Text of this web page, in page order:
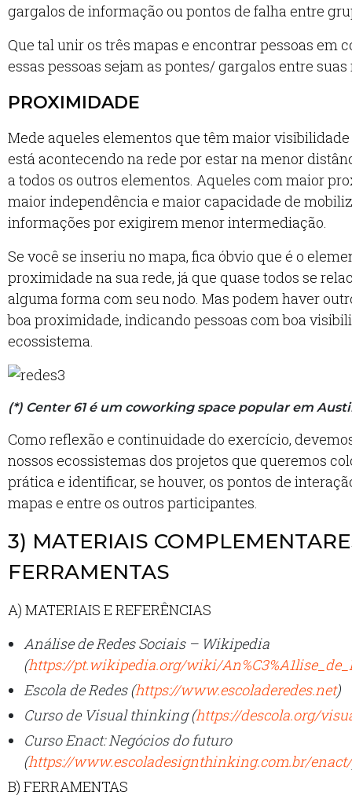
gargalos de informação ou pontos de falha entre
Que tal unir os três mapas e encontrar pessoas em
essas pessoas sejam as pontes/ gargalos entre suas
PROXIMIDADE
Mede aqueles elementos que têm maior visibilidade
está acontecendo na rede por estar na menor
a todos os outros elementos. Aqueles com maior
maior independência e maior capacidade de
informações por exigirem menor intermediação.
Se você se inseriu no mapa, fica óbvio que é o
proximidade na sua rede, já que quase todos se
alguma forma com seu nodo. Mas podem haver
boa proximidade, indicando pessoas com boa
ecossistema.
(*) Center 61 é um coworking space popular em
Como reflexão e continuidade do exercício,
nossos ecossistemas dos projetos que queremos
prática e identificar, se houver, os pontos de
mapas e entre os outros participantes.
3) MATERIAIS
FERRAMENTAS
A) MATERIAIS E REFERÊNCIAS
Análise de Redes Sociais – Wikipedia
(https://pt.wikipedia.org/wiki/
Escola de Redes (https://www.escoladeredes.net)
Curso de Visual thinking (https://descola.org/
Curso Enact: Negócios do futuro
(https://www.escoladesignthinking.com.br/enact/
B) FERRAMENTAS